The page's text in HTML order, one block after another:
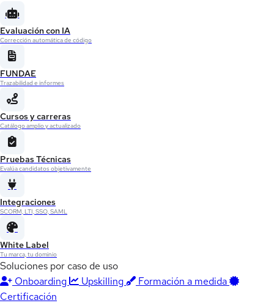
Evaluación con IA
Corrección automática de código
FUNDAE
Trazabilidad e informes
Cursos y carreras
Catálogo amplio y actualizado
Pruebas Técnicas
Evalúa candidatos objetivamente
Integraciones
SCORM, LTI, SSO, SAML
White Label
Tu marca, tu dominio
Soluciones por caso de uso
Onboarding
Upskilling
Formación a medida
Certificación